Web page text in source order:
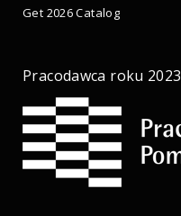
Get 2026 Catalog
Pracodawca roku 2023